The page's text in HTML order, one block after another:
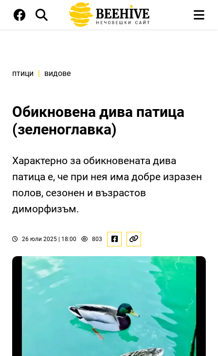
птици | видове
Обикновена дива патица
(зеленоглавка)
Характерно за обикновената дива
патица е, че при нея има добре изразен
полов, сезонен и възрастов
диморфизъм.
26 юли 2025 | 18:00 803